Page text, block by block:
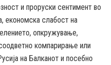
и проруски сентимент во
економска слабост на
опкружување,
компарирање или
на Балканот и посебно